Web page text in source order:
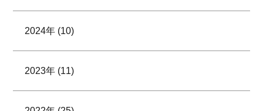
2024年 (10)
2023年 (11)